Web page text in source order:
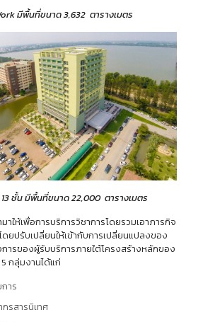
มีพื้นที่ขนาด 3,632 ตารางเมตร
13 ชั้น มีพื้นที่ขนาด 22,000 ตารางเมตร
ให้เพื่อการบริการวิชาการโดยรวมเอาภารกิจ
ยปรับเปลี่ยนให้เข้ากับการเปลี่ยนแปลงของ
การของผู้รับบริการภายใต้โครงสร้างหลักของ
กลุ่มงานได้แก่
าร
รสารนิเทศ